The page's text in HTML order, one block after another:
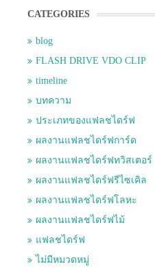
CATEGORIES
blog
FLASH DRIVE VDO CLIP
timeline
บทความ
ประเภทของแฟลชไดร์ฟ
ผลงานแฟลชไดร์ฟการ์ด
ผลงานแฟลชไดร์ฟทวิสเตอร์
ผลงานแฟลชไดร์ฟรีไซเคิล
ผลงานแฟลชไดร์ฟโลหะ
ผลงานแฟลชไดร์ฟไม้
แฟลชไดร์ฟ
ไม่มีหมวดหมู่